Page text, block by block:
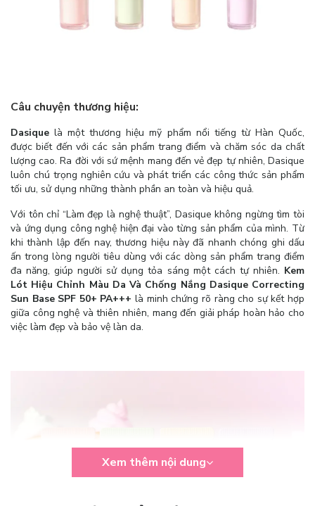
Câu chuyện thương hiệu:
Dasiquelà một thương hiệu mỹ phẩm nổi tiếng từ Hàn Quốc,
được biết đến với các sản phẩm trang điểm và chăm sóc da chất
lượng cao. Ra đời với sứ mệnh mang đến vẻ đẹp tự nhiên, Dasique
luôn chú trọng nghiên cứu và phát triển các công thức sản phẩm
tối ưu, sử dụng những thành phần an toàn và hiệu quả.
Với tôn chỉ “Làm đẹp là nghệ thuật”, Dasique không ngừng tìm tòi
và ứng dụng công nghệ hiện đại vào từng sản phẩm của mình. Từ
khi thành lập đến nay, thương hiệu này đã nhanh chóng ghi dấu
ấn trong lòng người tiêu dùng với các dòng sản phẩm trang điểm
đa năng, giúp người sử dụng tỏa sáng một cách tự nhiên. Kem
Lót Hiệu Chỉnh Màu Da Và Chống Nắng Dasique Correcting
Sun Base SPF 50+ PA+++ là minh chứng rõ ràng cho sự kết hợp
giữa công nghệ và thiên nhiên, mang đến giải pháp hoàn hảo cho
việc làm đẹp và bảo vệ làn da.
Xem thêm nội dung